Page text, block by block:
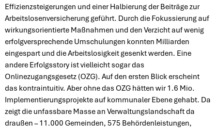
Effizienzsteigerungen und einer Halbierung der Beiträge zur
Arbeitslosenversicherung geführt. Durch die Fokussierung auf
wirkungsorientierte Maßnahmen und den Verzicht auf wenig
erfolgversprechende Umschulungen konnten Milliarden
eingespart und die Arbeitslosigkeit gesenkt werden. Eine
andere Erfolgsstory ist vielleicht sogar das
Onlinezugangsgesetz (OZG). Auf den ersten Blick erscheint
das kontraintuitiv. Aber ohne das OZG hätten wir 1.6 Mio.
Implementierungsprojekte auf kommunaler Ebene gehabt. Da
zeigt die unfassbare Masse an Verwaltungslandschaft da
draußen – 11.000 Gemeinden, 575 Behördenleistungen,